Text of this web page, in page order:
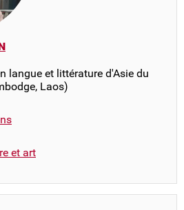
langue et littérature d'Asie du
Laos)
et art